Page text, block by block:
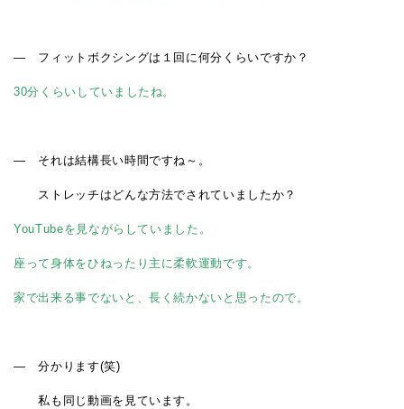
― フィット ボクシングは１回に何分くらいですか？
30分くらいしていましたね。
― それは結構長い時間ですね～。
ストレッチはどんな方法でされていましたか？
YouTubeを見ながらしていました。
座って身体をひねったり主に柔軟運動です。
家で出来る事でないと、長く続かないと思ったので。
―分かります(笑)
私も同じ動画を見ています。